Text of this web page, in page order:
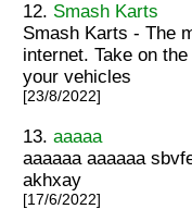
12. Smash Karts
Smash Karts - The
internet. Take on
your vehicles
[23/8/2022]
13.aaaaa
aaaaaa aaaaaa
akhxay
[17/6/2022]